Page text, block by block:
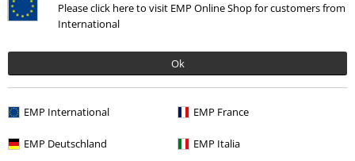
Please click here to visit EMP Online Shop for customers from
International
Ok
EMP International EMP France
EMP Deutschland EMP Italia
%
Kč 237,00
%
Kč 237,00